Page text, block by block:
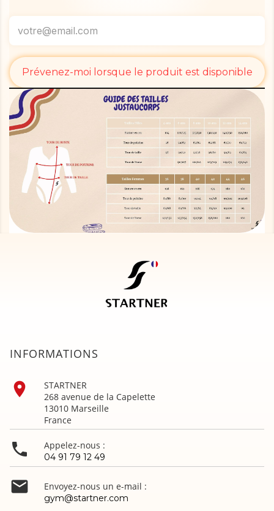
Prévenez-moi lorsque le produit est disponible
INFORMATIONS

STARTNER
268 avenue de la Capelette
13010 Marseille
France
 Appelez-nous :
04 91 79 12 49
 Envoyez-nous un e-mail :
gym@startner.com